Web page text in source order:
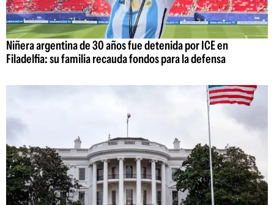
Niñera argentina de 30 años fue detenida por ICE en
Filadelfia: su familia recauda fondos para la defensa